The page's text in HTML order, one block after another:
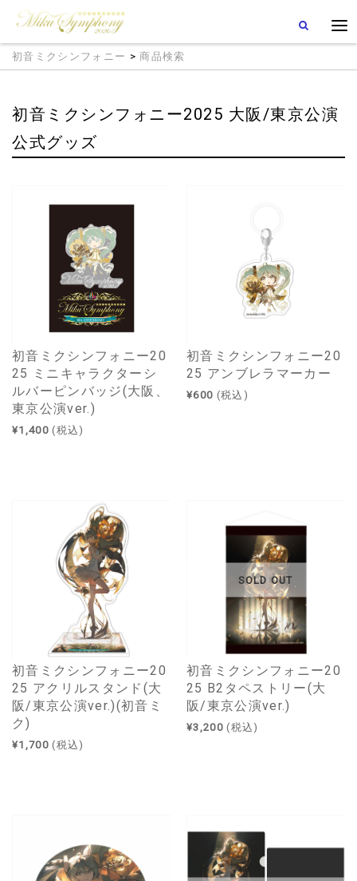
初音ミクシンフォニー >商品検索
初音ミクシンフォニー2025 大阪/東京公演
公式グッズ
初音ミクシンフォニー20
25 ミニキャラクターシ
ルバーピンバッジ(大阪、
東京公演ver.)
¥1,400 (税込)
初音ミクシンフォニー20
25 アンブレラマーカー
¥600 (税込)
初音ミクシンフォニー20
25 アクリルスタンド(大
阪/東京公演ver.)(初音ミ
ク)
¥1,700 (税込)
SOLD OUT
初音ミクシンフォニー20
25 B2タペストリー(大
阪/東京公演ver.)
¥3,200 (税込)